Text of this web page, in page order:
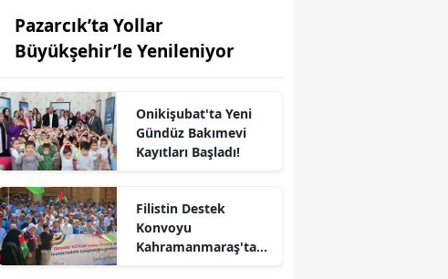
Pazarcık’ta Yollar
Büyükşehir’le Yenileniyor
Onikişubat'ta Yeni
Gündüz Bakımevi
Kayıtları Başladı!
Filistin Destek
Konvoyu
Kahramanmaraş'ta